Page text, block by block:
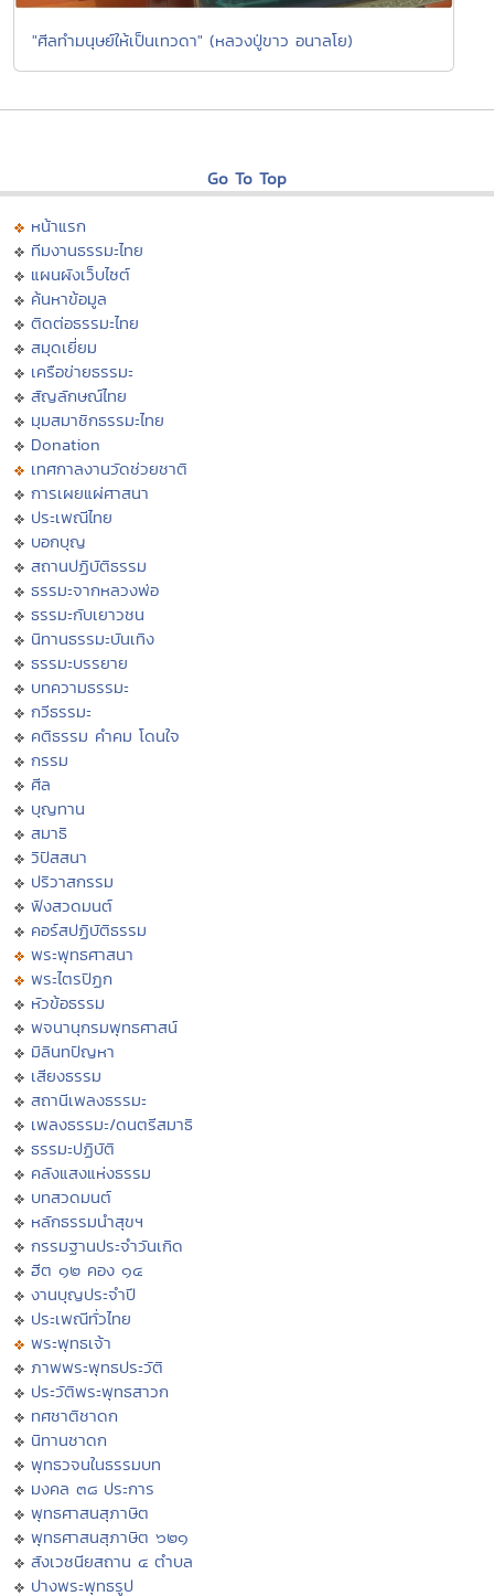
"ศีลทำมนุษย์ให้เป็นเทวดา" (หลวงปู่ขาว อนาลโย)
Go To Top
หน้าแรก
ทีมงานธรรมะไทย
แผนผังเว็บไซต์
ค้นหาข้อมูล
ติดต่อธรรมะไทย
สมุดเยี่ยม
เครือข่ายธรรมะ
สัญลักษณ์ไทย
มุมสมาชิกธรรมะไทย
Donation
เทศกาลงานวัดช่วยชาติ
การเผยแผ่ศาสนา
ประเพณีไทย
บอกบุญ
สถานปฏิบัติธรรม
ธรรมะจากหลวงพ่อ
ธรรมะกับเยาวชน
นิทานธรรมะบันเทิง
ธรรมะบรรยาย
บทความธรรมะ
กวีธรรมะ
คติธรรม คำคม โดนใจ
กรรม
ศีล
บุญทาน
สมาธิ
วิปัสสนา
ปริวาสกรรม
ฟังสวดมนต์
คอร์สปฏิบัติธรรม
พระพุทธศาสนา
พระไตรปิฏก
หัวข้อธรรม
พจนานุกรมพุทธศาสน์
มิลินทปัญหา
เสียงธรรม
สถานีเพลงธรรมะ
เพลงธรรมะ/ดนตรีสมาธิ
ธรรมะปฏิบัติ
คลังแสงแห่งธรรม
บทสวดมนต์
หลักธรรมนำสุขฯ
กรรมฐานประจำวันเกิด
ฮีต ๑๒ คอง ๑๔
งานบุญประจำปี
ประเพณีทั่วไทย
พระพุทธเจ้า
ภาพพระพุทธประวัติ
ประวัติพระพุทธสาวก
ทศชาติชาดก
นิทานชาดก
พุทธวจนในธรรมบท
มงคล ๓๘ ประการ
พุทธศาสนสุภาษิต
พุทธศาสนสุภาษิต ๖๒๑
สังเวชนียสถาน ๔ ตำบล
ปางพระพุทธรูป